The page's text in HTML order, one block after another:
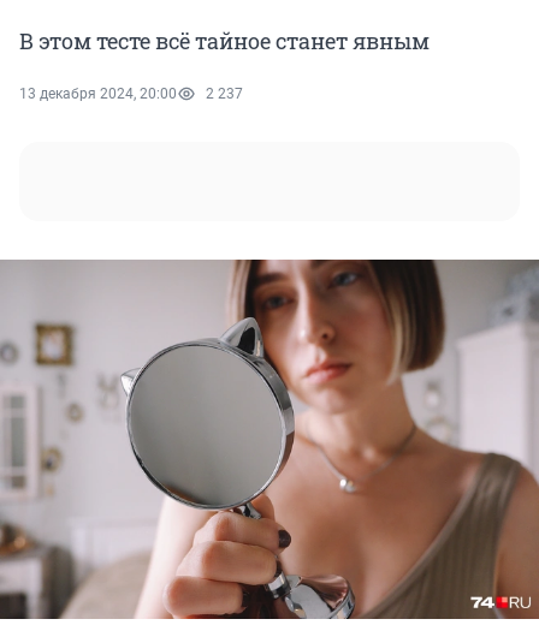
В этом тесте всё тайное станет явным
13 декабря 2024, 20:00 2 237